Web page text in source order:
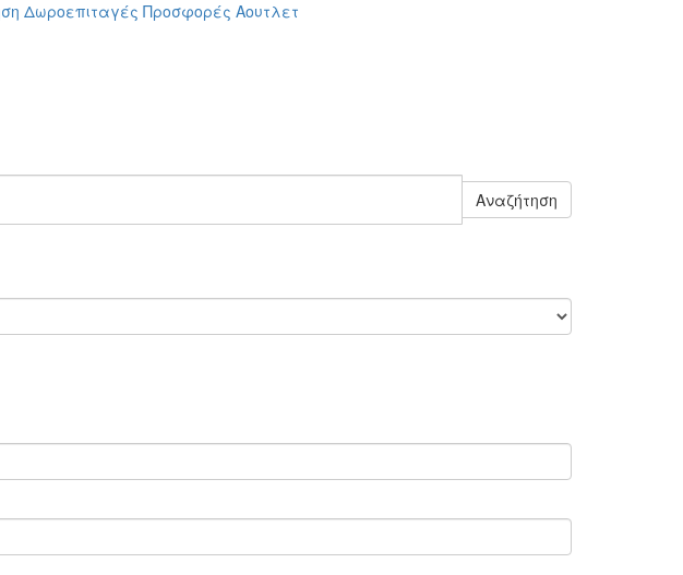
Δωροεπιταγές Προσφορές Αουτλετ
Αναζήτηση